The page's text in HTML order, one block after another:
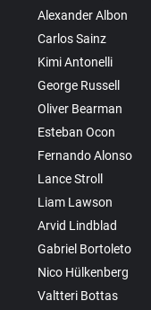
Alexander Albon
Carlos Sainz
Kimi Antonelli
George Russell
Oliver Bearman
Esteban Ocon
Fernando Alonso
Lance Stroll
Liam Lawson
Arvid Lindblad
Gabriel Bortoleto
Nico Hülkenberg
Valtteri Bottas